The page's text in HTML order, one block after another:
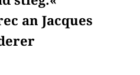
an Jacques